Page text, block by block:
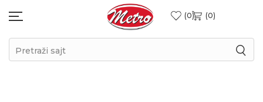
0 0
Pretraži sajt